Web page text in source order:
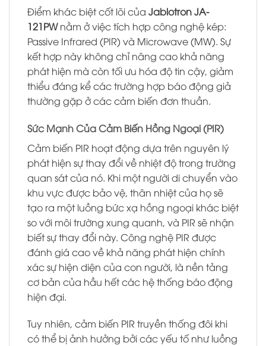
Điểm khác biệt cốt lõi của Jablotron JA-
121PWnằm ở việc tích hợp công nghệ kép:
Passive Infrared (PIR) và Microwave (MW). Sự
kết hợp này không chỉ nâng cao khả năng
phát hiện mà còn tối ưu hóa độ tin cậy, giảm
thiểu đáng kể các trường hợp báo động giả
thường gặp ở các cảm biến đơn thuần.
Sức Mạnh Của Cảm Biến Hồng Ngoại (PIR)
Cảm biến PIR hoạt động dựa trên nguyên lý
phát hiện sự thay đổi về nhiệt độ trong trường
quan sát của nó. Khi một người di chuyển vào
khu vực được bảo vệ, thân nhiệt của họ sẽ
tạo ra một luồng bức xạ hồng ngoại khác biệt
so với môi trường xung quanh, và PIR sẽ nhận
biết sự thay đổi này. Công nghệ PIR được
đánh giá cao về khả năng phát hiện chính
xác sự hiện diện của con người, là nền tảng
cơ bản của hầu hết các hệ thống báo động
hiện đại.
Tuy nhiên, cảm biến PIR truyền thống đôi khi
có thể bị ảnh hưởng bởi các yếu tố như luồng